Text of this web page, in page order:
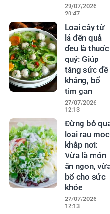
29/07/2026
20:47
Loại cây từ
lá đến quả
đều là thuốc
quý: Giúp
tăng sức đề
kháng, bổ
tim gan
27/07/2026
12:13
Đừng bỏ
loại rau mọc
khắp nơi:
Vừa là món
ăn ngon,
bổ cho sức
khỏe
27/07/2026
12:13